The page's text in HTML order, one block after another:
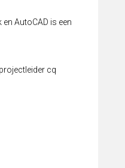
AutoCAD is een
cq